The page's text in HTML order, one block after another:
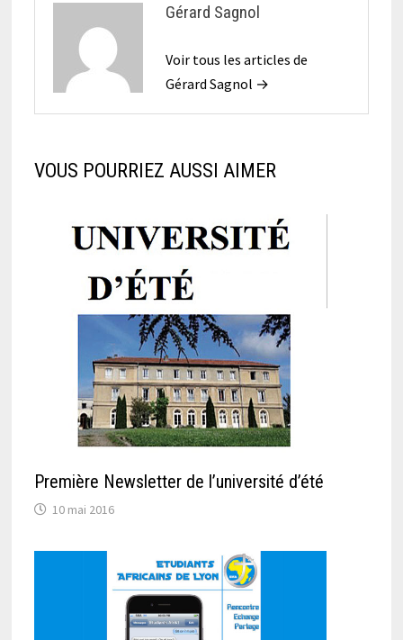
Gérard Sagnol
Voir tous les articles de
Gérard Sagnol →
VOUS POURRIEZ AUSSI AIMER
Première Newsletter de l’université d’été
10 mai 2016